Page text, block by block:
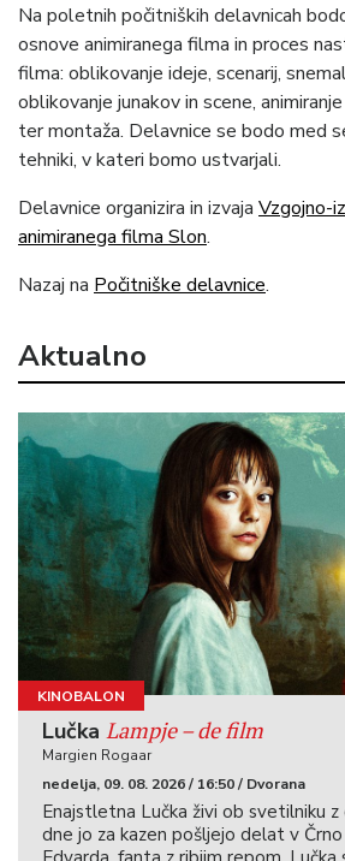
Na poletnih počitniških delavnicah
osnove animiranega filma in proces
filma: oblikovanje ideje, scenarij,
oblikovanje junakov in scene,
ter montaža. Delavnice se bodo med
tehniki, v kateri bomo ustvarjali.
Delavnice organizira in izvaja Vzgojno-
animiranega filma Slon.
Nazaj na Počitniške delavnice.
Normal
0
21
false
false
false
SL
NONE
NONE
MicrosoftInternetExplorer4
Style
Definitions
Aktualno
KINOBALON
Lučka Lampje – de film
Margien Rogaar
nedelja, 09. 08. 2026 / 16:50 / Dvorana
Enajstletna Lučka živi ob svetilniku
dne jo za kazen pošljejo delat v Črno